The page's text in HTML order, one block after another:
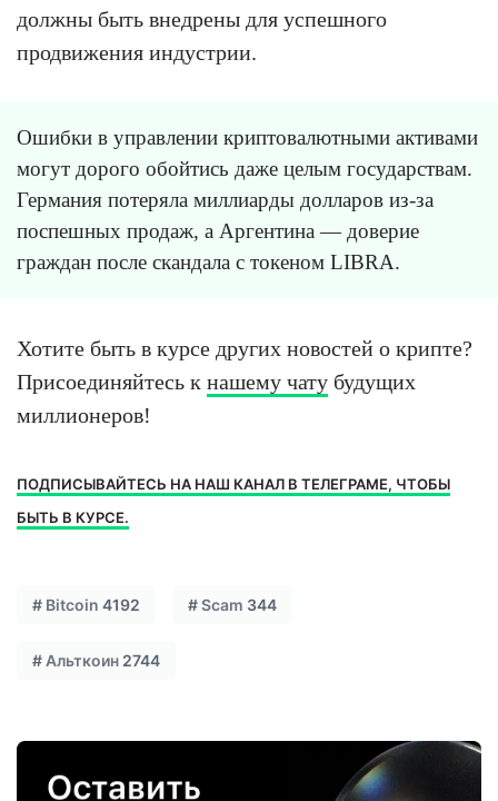
должны быть внедрены для успешного
продвижения индустрии.
Ошибки в управлении криптовалютными активами
могут дорого обойтись даже целым государствам.
Германия потеряла миллиарды долларов из-за
поспешных продаж, а Аргентина — доверие
граждан после скандала с токеном LIBRA.
Хотите быть в курсе других новостей о крипте?
Присоединяйтесь к нашему чату будущих
миллионеров!
ПОДПИСЫВАЙТЕСЬ НА НАШ КАНАЛ В ТЕЛЕГРАМЕ, ЧТОБЫ
БЫТЬ В КУРСЕ.
# Bitcoin 4192 #Scam 344
# Альткоин 2744